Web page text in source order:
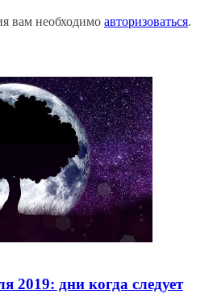
вам необходимо авторизоваться.
2019: дни когда следует